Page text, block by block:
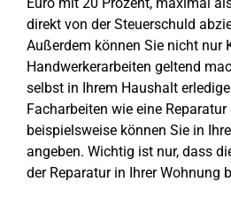
direkt von der Steuerschuld
Außerdem können Sie nicht nur
Handwerkerarbeiten geltend
selbst in Ihrem Haushalt
Facharbeiten wie eine
beispielsweise können Sie in
angeben. Wichtig ist nur, dass
der Reparatur in Ihrer Wohnung